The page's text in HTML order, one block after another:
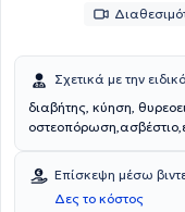
Σχετικά με την ειδικό
διαβήτης, κύηση,
Επίσκεψη μέσω
Δες το κόστος